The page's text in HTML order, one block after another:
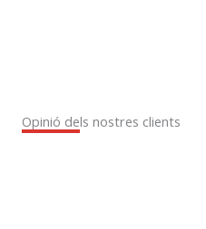
Opinió dels nostres clients